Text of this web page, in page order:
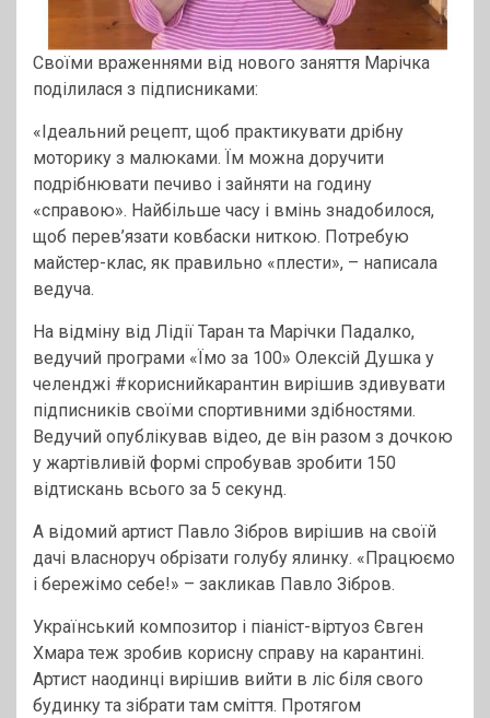
Своїми враженнями від нового заняття Марічка
поділилася з підписниками:
«Ідеальний рецепт, щоб практикувати дрібну
моторику з малюками. Їм можна доручити
подрібнювати печиво і зайняти на годину
«справою». Найбільше часу і вмінь знадобилося,
щоб перев’язати ковбаски ниткою. Потребую
майстер-клас, як правильно «плести», – написала
ведуча.
На відміну від Лідії Таран та Марічки Падалко,
ведучий програми «Їмо за 100» Олексій Душка у
челенджі #кориснийкарантин вирішив здивувати
підписників своїми спортивними здібностями.
Ведучий опублікував відео, де він разом з дочкою
у жартівливій формі спробував зробити 150
відтискань всього за 5 секунд.
А відомий артист Павло Зібров вирішив на своїй
дачі власноруч обрізати голубу ялинку. «Працюємо
і бережімо себе!» – закликав Павло Зібров.
Український композитор і піаніст-віртуоз Євген
Хмара теж зробив корисну справу на карантині.
Артист наодинці вирішив вийти в ліс біля свого
будинку та зібрати там сміття. Протягом